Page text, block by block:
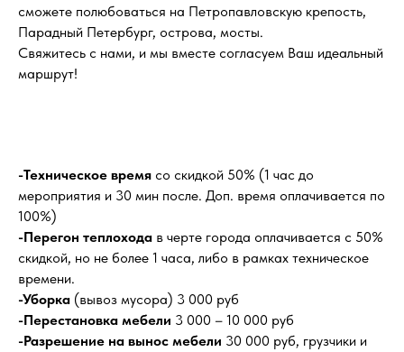
сможете полюбоваться на Петропавловскую крепость,
Парадный Петербург, острова, мосты.
Свяжитесь с нами, и мы вместе согласуем Ваш идеальный
маршрут!
-Техническое время со скидкой 50% (1 час до
мероприятия и 30 мин после. Доп. время оплачивается по
100%)
-Перегон теплохода в черте города оплачивается с 50%
скидкой, но не более 1 часа, либо в рамках техническое
времени.
-Уборка (вывоз мусора) 3 000 руб
-Перестановка мебели 3 000 – 10 000 руб
-Разрешение на вынос мебели 30 000 руб, грузчики и